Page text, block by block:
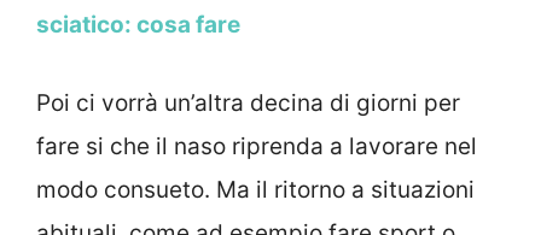
sciatico: cosa fare
Poi ci vorrà un’altra decina di giorni per
fare si che il naso riprenda a lavorare nel
modo consueto. Ma il ritorno a situazioni